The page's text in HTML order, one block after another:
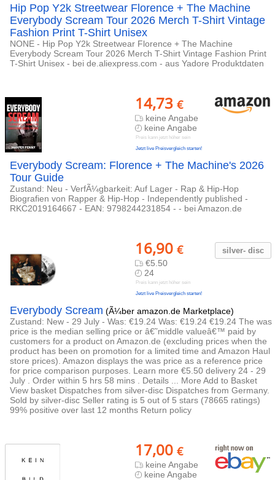
Hip Pop Y2k Streetwear Florence + The Machine
Everybody Scream Tour 2026 Merch T-Shirt Vintage
Fashion Print T-Shirt Unisex
NONE - Hip Pop Y2k Streetwear Florence + The Machine
Everybody Scream Tour 2026 Merch T-Shirt Vintage Fashion Print
T-Shirt Unisex - bei de.aliexpress.com - aus Yadore Produktdaten
14,73 €
keine Angabe
keine Angabe
Preis kann jetzt höher sein
Jetzt live Preisvergleich starten!
Everybody Scream: Florence + The Machine's 2026
Tour Guide
Zustand: Neu - VerfÃ¼gbarkeit: Auf Lager - Rap & Hip-Hop
Biografien von Rapper & Hip-Hop - Independently published -
RKC2019164667 - EAN: 9798244231854 - - bei Amazon.de
silver- disc
16,90 €
€5.50
24
Preis kann jetzt höher sein
Jetzt live Preisvergleich starten!
Everybody Scream (Ã¼ber amazon.de Marketplace)
Zustand: New - 29 July - Was: €19.24 Was: €19.24 €19.24 The was
price is the median selling price or â€˜middle valueâ€™ paid by
customers for a product on Amazon.de (excluding prices when the
product has been on promotion for a limited time and Amazon Haul
store prices). Amazon displays the was price as a reference price
for price comparison purposes. Learn more €5.50 delivery 24 - 29
July . Order within 5 hrs 58 mins . Details ... More Add to Basket
View basket Dispatches from silver-disc Dispatches from Germany.
Sold by silver-disc Seller rating is 5 out of 5 stars (78665 ratings)
99% positive over last 12 months Return policy
17,00 €
keine Angabe
keine Angabe